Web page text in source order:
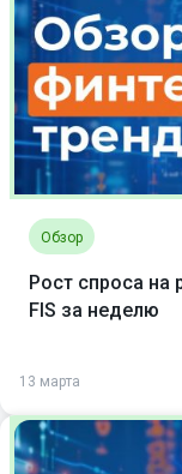
Обзор
Рост спроса на
FIS за неделю
13 марта